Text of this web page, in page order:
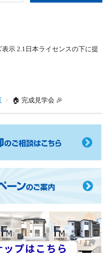
示 2.1日本ライセンスの下に提
🏠 完成見学会 🎉